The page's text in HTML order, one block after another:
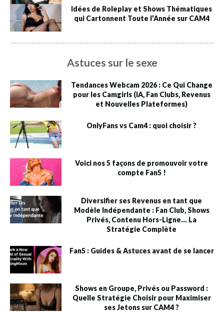
Idées de Roleplay et Shows Thématiques
qui Cartonnent Toute l’Année sur CAM4
Astuces sur le sexe
Tendances Webcam 2026 : Ce Qui Change
pour les Camgirls (IA, Fan Clubs, Revenus
et Nouvelles Plateformes)
OnlyFans vs Cam4 : quoi choisir ?
Voici nos 5 façons de promouvoir votre
compte Fan5 !
Diversifier ses Revenus en tant que
Modèle Indépendante : Fan Club, Shows
Privés, Contenu Hors-Ligne… La
Stratégie Complète
Fan5 : Guides & Astuces avant de se lancer
Shows en Groupe, Privés ou Password :
Quelle Stratégie Choisir pour Maximiser
ses Jetons sur CAM4 ?